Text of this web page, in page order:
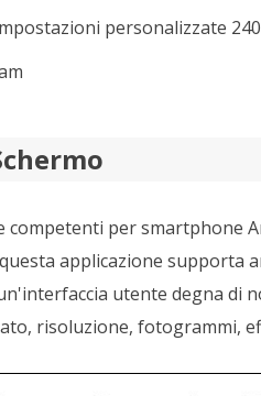
personalizzate
per smartphone
applicazione supporta
utente degna di
risoluzione, fotogrammi,